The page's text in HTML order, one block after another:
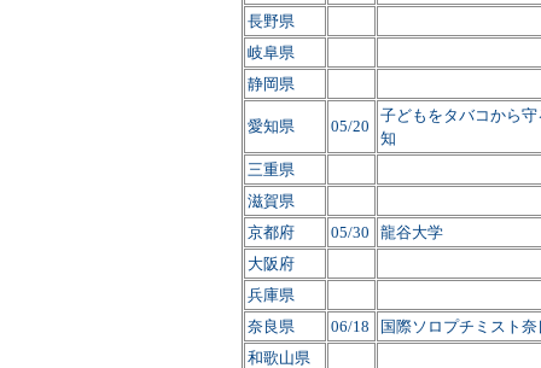
長野県
岐阜県
静岡県
愛知県 05/20
子どもをタバコから
知
三重県
滋賀県
京都府
05/30
龍谷大学
大阪府
兵庫県
奈良県
06/18
国際ソロプチミスト
和歌山県